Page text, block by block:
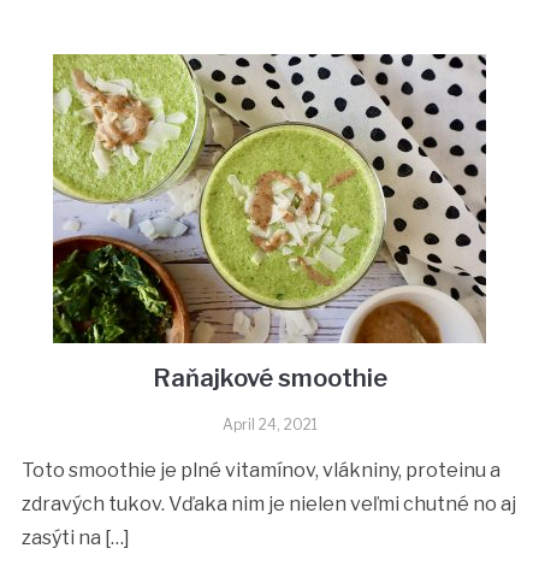
Raňajkové smoothie
April 24, 2021
Toto smoothie je plné vitamínov, vlákniny, proteinu a
zdravých tukov. Vďaka nim je nielen veľmi chutné no aj
zasýti na […]